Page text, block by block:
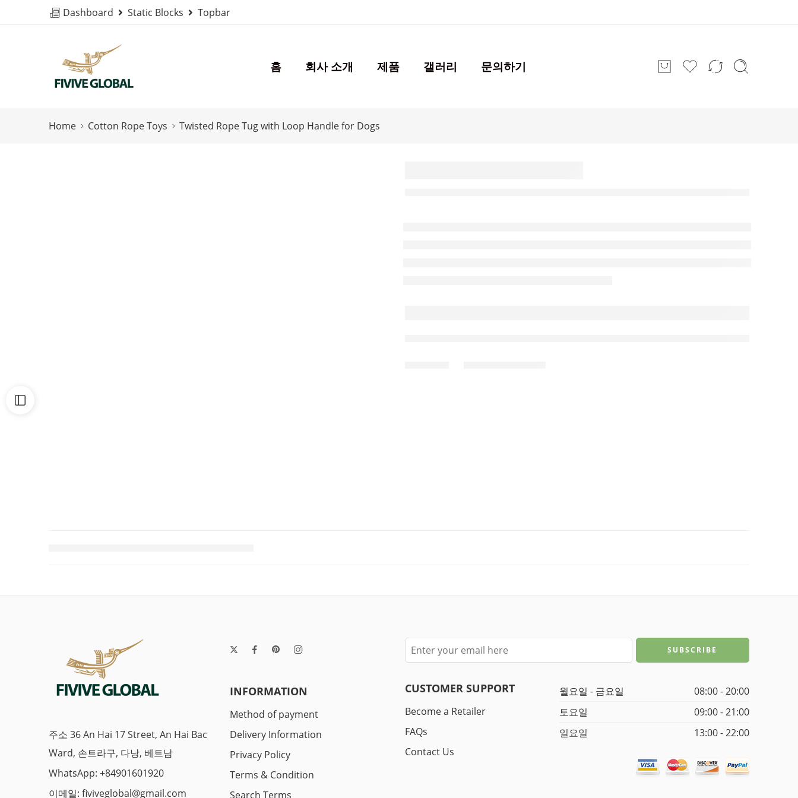
Dashboard Static Blocks Topbar
홈 회사 소개 제품 갤러리 문의하기
Home Cotton Rope Toys Twisted Rope Tug with Loop Handle for Dogs
주소 36 An Hai 17 Street, An Hai Bac
Ward, 손트라구, 다낭, 베트남
WhatsApp: +84901601920
이메일: fiviveglobal@gmail.com
INFORMATION
Method of payment
Delivery Information
Privacy Policy
Terms & Condition
Search Terms
CUSTOMER SUPPORT
Become a Retailer
FAQs
Contact Us
월요일 - 금요일
08:00 - 20:00
토요일
09:00 - 21:00
일요일
13:00 - 22:00